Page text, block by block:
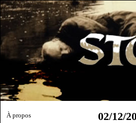
À propos
02/12/